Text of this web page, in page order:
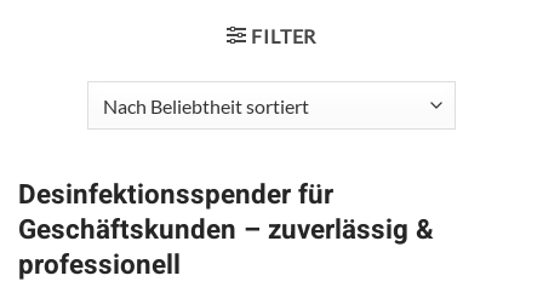
FILTER
Desinfektionsspender für
Geschäftskunden – zuverlässig &
professionell